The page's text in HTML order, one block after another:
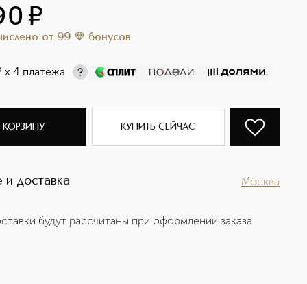
¤
от 99 бонусов
х 4 платежа
КОРЗИНУ КУПИТЬ СЕЙЧАС
и доставка Москва
будут рассчитаны при оформлении заказа